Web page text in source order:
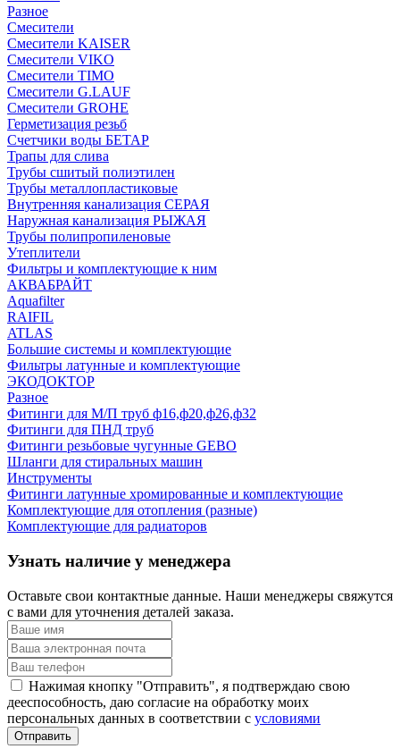
Разное
Смесители
Смесители KAISER
Смесители VIKO
Смесители TIMO
Смесители G.LAUF
Смесители GROHE
Герметизация резьб
Счетчики воды БЕТАР
Трапы для слива
Трубы сшитый полиэтилен
Трубы металлопластиковые
Внутренняя канализация СЕРАЯ
Наружная канализация РЫЖАЯ
Трубы полипропиленовые
Утеплители
Фильтры и комплектующие к ним
АКВАБРАЙТ
Aquafilter
RAIFIL
ATLAS
Большие системы и комплектующие
Фильтры латунные и комплектующие
ЭКОДОКТОР
Разное
Фитинги для М/П труб ф16,ф20,ф26,ф32
Фитинги для ПНД труб
Фитинги резьбовые чугунные GEBO
Шланги для стиральных машин
Инструменты
Фитинги латунные хромированные и комплектующие
Комплектующие для отопления (разные)
Комплектующие для радиаторов
Узнать наличие у менеджера
Оставьте свои контактные данные. Наши менеджеры свяжутся
с вами для уточнения деталей заказа.
Нажимая кнопку "Отправить", я подтверждаю свою
дееспособность, даю согласие на обработку моих
персональных данных в соответствии с условиями